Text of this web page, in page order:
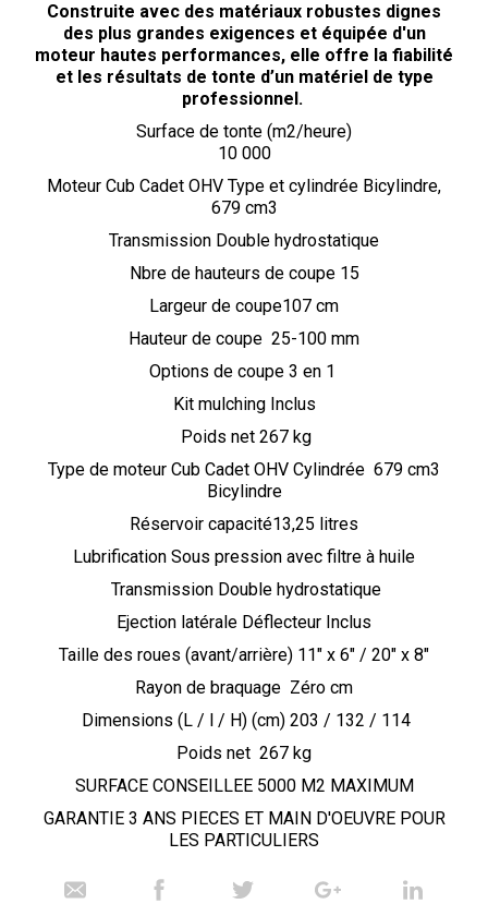
Construite avec des matériaux robustes dignes
des plus grandes exigences et équipée d'un
moteur hautes performances, elle offre la fiabilité
et les résultats de tonte d’un matériel de type
professionnel.
Surface de tonte (m2/heure)
10 000
Moteur Cub Cadet OHV Type et cylindrée Bicylindre,
679 cm3
Transmission Double hydrostatique
Nbre de hauteurs de coupe 15
Largeur de coupe107 cm
Hauteur de coupe 25-100 mm
Options de coupe 3 en 1
Kit mulching Inclus
Poids net 267 kg
Type de moteur Cub Cadet OHV Cylindrée 679 cm3
Bicylindre
Réservoir capacité13,25 litres
Lubrification Sous pression avec filtre à huile
Transmission Double hydrostatique
Ejection latérale Déflecteur Inclus
Taille des roues (avant/arrière) 11" x 6" / 20" x 8"
Rayon de braquage Zéro cm
Dimensions (L / l / H) (cm) 203 / 132 / 114
Poids net 267 kg
SURFACE CONSEILLEE 5000 M2 MAXIMUM
GARANTIE 3 ANS PIECES ET MAIN D'OEUVRE POUR
LES PARTICULIERS